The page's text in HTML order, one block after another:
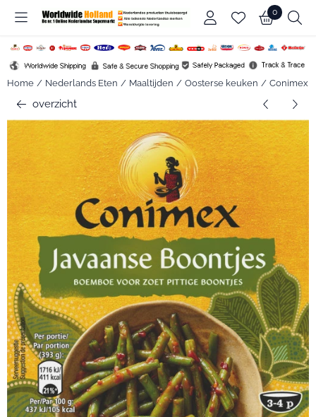
Cookievoorkeuren zijn beschikbaar. Kies instellingen of sta alle
0
Home / Nederlands Eten / Maaltijden / Oosterse keuken / Conimex
overzicht